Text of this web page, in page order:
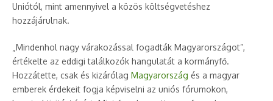
Uniótól, mint amennyivel a közös költségvetéshez
hozzájárulnak.
„Mindenhol nagy várakozással fogadták Magyarországot”,
értékelte az eddigi találkozók hangulatát a kormányfő.
Hozzátette, csak és kizárólag Magyarország és a magyar
emberek érdekeit fogja képviselni az uniós fórumokon,